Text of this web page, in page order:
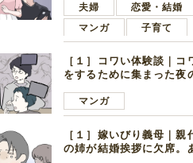
子学生
夫婦
恋愛・結婚
マンガ
子育て
［１］コワい体験談｜コ
をするために集まった夜
好きの男の子ママ
マンガ
［１］嫁いびり義母｜親
の姉が結婚挨拶に欠席。